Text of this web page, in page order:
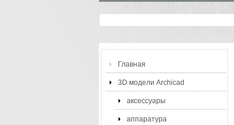
Главная
3D модели Archicad
аксессуары
аппаратура